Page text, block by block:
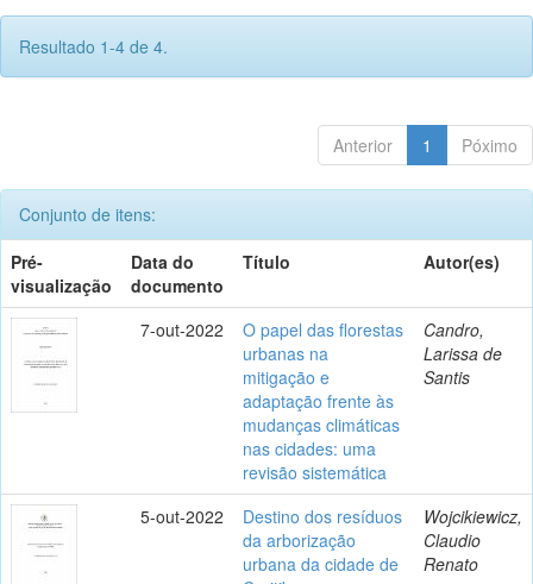
Resultado 1-4 de 4.
Anterior 1 Póximo
Conjunto de itens:
Pré-
visualização
Data do
documento
Título Autor(es)
7-out-2022
O papel das florestas
urbanas na
mitigação e
adaptação frente às
mudanças climáticas
nas cidades: uma
revisão sistemática
Candro,
Larissa de
Santis
5-out-2022
Destino dos resíduos
da arborização
urbana da cidade de
Wojcikiewicz,
Claudio
Renato